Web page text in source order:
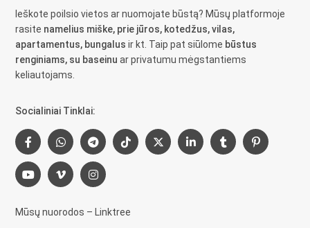
Ieškote poilsio vietos ar nuomojate būstą? Mūsų platformoje
rasite namelius miške, prie jūros, kotedžus, vilas,
apartamentus, bungalus ir kt. Taip pat siūlome būstus
renginiams, su baseinu ar privatumu mėgstantiems
keliautojams.
Socialiniai Tinklai:
Mūsų nuorodos – Linktree